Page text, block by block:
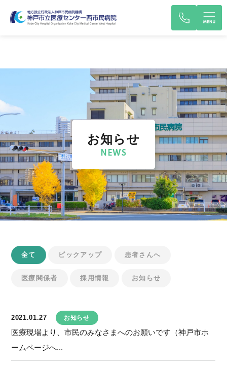
お知らせ
NEWS
全て ピックアップ 患者さんへ
医療関係者 採用情報 お知らせ
2021.01.27 お知らせ
医療現場より、市民のみなさまへのお願いです（神戸市ホ
ームページへ...